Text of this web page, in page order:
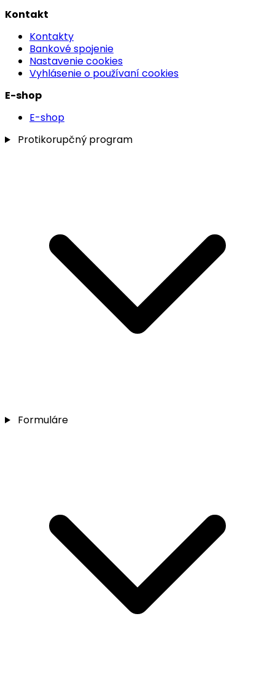
Kontakt
Kontakty
Bankové spojenie
Nastavenie cookies
Vyhlásenie o používaní cookies
E-shop
E-shop
Protikorupčný program
Formuláre